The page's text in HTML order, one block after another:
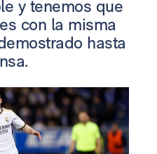
y tenemos que
con la misma
hasta